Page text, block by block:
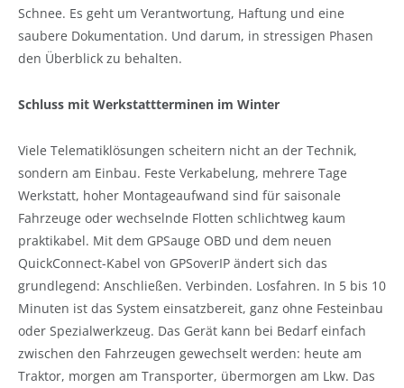
Schnee. Es geht um Verantwortung, Haftung und eine
saubere Dokumentation. Und darum, in stressigen Phasen
den Überblick zu behalten.
Schluss mit Werkstattterminen im Winter
Viele Telematiklösungen scheitern nicht an der Technik,
sondern am Einbau. Feste Verkabelung, mehrere Tage
Werkstatt, hoher Montageaufwand sind für saisonale
Fahrzeuge oder wechselnde Flotten schlichtweg kaum
praktikabel. Mit dem GPSauge OBD und dem neuen
QuickConnect-Kabel von GPSoverIP ändert sich das
grundlegend: Anschließen. Verbinden. Losfahren. In 5 bis 10
Minuten ist das System einsatzbereit, ganz ohne Festeinbau
oder Spezialwerkzeug. Das Gerät kann bei Bedarf einfach
zwischen den Fahrzeugen gewechselt werden: heute am
Traktor, morgen am Transporter, übermorgen am Lkw. Das